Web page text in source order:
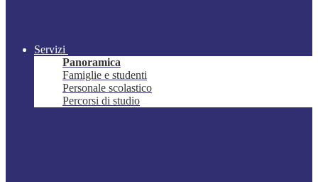
Servizi
Panoramica
Famiglie e studenti
Personale scolastico
Percorsi di studio